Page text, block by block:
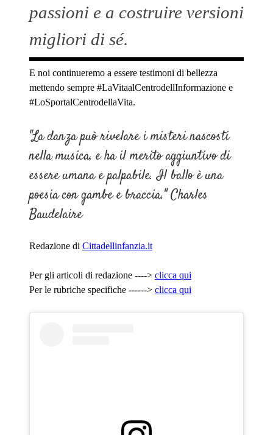
passioni e a costruire versioni
migliori di sé.
E noi continueremo a essere testimoni di bellezza
mettendo sempre #LaVitaalCentrodellInformazione e
#LoSportalCentrodellaVita.
"La danza può rivelare i misteri nascosti
nella musica, e ha il merito aggiuntivo di
essere umana e palpabile. Il ballo è una
poesia con gambe e braccia."Charles
Baudelaire
Redazione di Cittadellinfanzia.it
Per gli articoli di redazione ----> clicca qui
Per le rubriche specifiche ------> clicca qui